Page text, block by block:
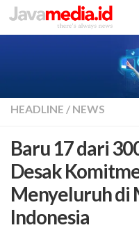
Skip to content
HEADLINE / NEWS
Baru 17 dari
Desak
Menyeluruh di
Indonesia